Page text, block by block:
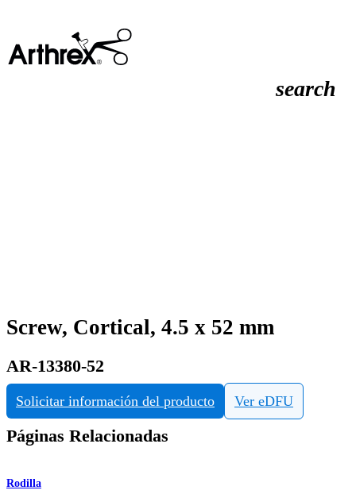
search
Screw, Cortical, 4.5 x 52 mm
AR-13380-52
Solicitar información del producto Ver eDFU
Páginas Relacionadas
Rodilla